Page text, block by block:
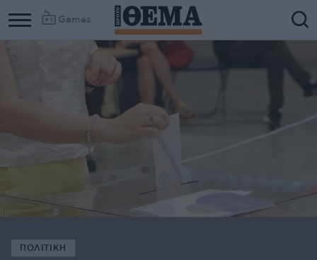
Games
ΠΟΛΙΤΙΚΗ